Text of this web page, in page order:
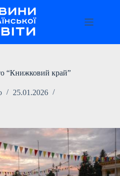
“Книжковий край”
25.01.2026